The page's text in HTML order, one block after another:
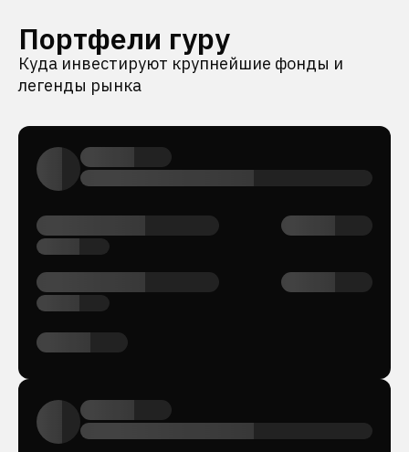
Портфели гуру
Куда инвестируют крупнейшие фонды и
легенды рынка